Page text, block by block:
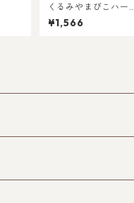
くるみやまびこハーフ
10個入
¥1,566